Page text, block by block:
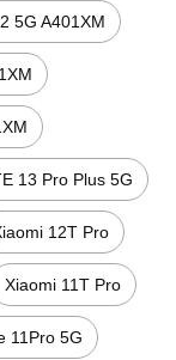
5G A401XM
13 Pro Plus 5G
12T Pro
Xiaomi 11T Pro
11Pro 5G